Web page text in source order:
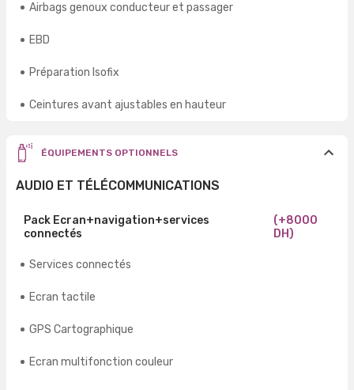
Airbags genoux conducteur et passager
EBD
Préparation Isofix
Ceintures avant ajustables en hauteur
ÉQUIPEMENTS OPTIONNELS
AUDIO ET TÉLÉCOMMUNICATIONS
Pack Ecran+navigation+services
connectés
(+8000
DH)
Services connectés
Ecran tactile
GPS Cartographique
Ecran multifonction couleur